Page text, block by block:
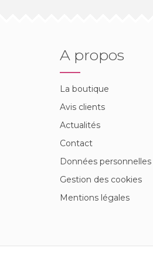
A propos
La boutique
Avis clients
Actualités
Contact
Données personnelles
Gestion des cookies
Mentions légales